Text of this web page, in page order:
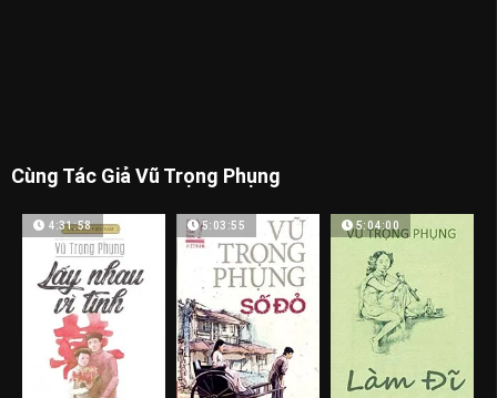
Cùng Tác Giả Vũ Trọng Phụng
4:31:58 5:03:55 5:04:00